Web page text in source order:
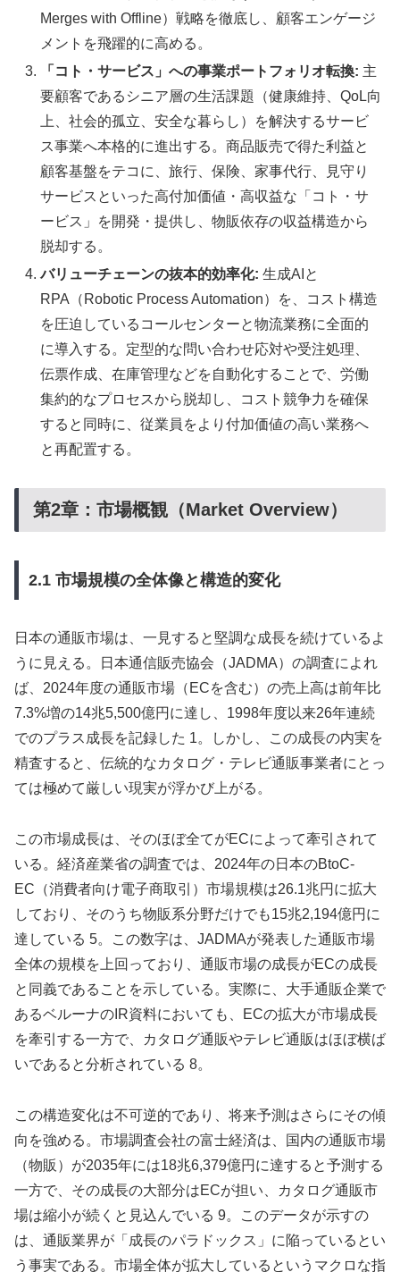
Merges with Offline）戦略を徹底し、顧客エンゲージ
メントを飛躍的に高める。
「コト・サービス」への事業ポートフォリオ転換: 主
要顧客であるシニア層の生活課題（健康維持、QoL向
上、社会的孤立、安全な暮らし）を解決するサービ
ス事業へ本格的に進出する。商品販売で得た利益と
顧客基盤をテコに、旅行、保険、家事代行、見守り
サービスといった高付加価値・高収益な「コト・サ
ービス」を開発・提供し、物販依存の収益構造から
脱却する。
バリューチェーンの抜本的効率化: 生成AIと
RPA（Robotic Process Automation）を、コスト構造
を圧迫しているコールセンターと物流業務に全面的
に導入する。定型的な問い合わせ応対や受注処理、
伝票作成、在庫管理などを自動化することで、労働
集約的なプロセスから脱却し、コスト競争力を確保
すると同時に、従業員をより付加価値の高い業務へ
と再配置する。
第2章：市場概観（Market Overview）
2.1 市場規模の全体像と構造的変化
日本の通販市場は、一見すると堅調な成長を続けているよ
うに見える。日本通信販売協会（JADMA）の調査によれ
ば、2024年度の通販市場（ECを含む）の売上高は前年比
7.3%増の14兆5,500億円に達し、1998年度以来26年連続
でのプラス成長を記録した 1。しかし、この成長の内実を
精査すると、伝統的なカタログ・テレビ通販事業者にとっ
ては極めて厳しい現実が浮かび上がる。
この市場成長は、そのほぼ全てがECによって牽引されて
いる。経済産業省の調査では、2024年の日本のBtoC-
EC（消費者向け電子商取引）市場規模は26.1兆円に拡大
しており、そのうち物販系分野だけでも15兆2,194億円に
達している 5。この数字は、JADMAが発表した通販市場
全体の規模を上回っており、通販市場の成長がECの成長
と同義であることを示している。実際に、大手通販企業で
あるベルーナのIR資料においても、ECの拡大が市場成長
を牽引する一方で、カタログ通販やテレビ通販はほぼ横ば
いであると分析されている 8。
この構造変化は不可逆的であり、将来予測はさらにその傾
向を強める。市場調査会社の富士経済は、国内の通販市場
（物販）が2035年には18兆6,379億円に達すると予測する
一方で、その成長の大部分はECが担い、カタログ通販市
場は縮小が続くと見込んでいる 9。このデータが示すの
は、通販業界が「成長のパラドックス」に陥っているとい
う事実である。市場全体が拡大しているというマクロな指